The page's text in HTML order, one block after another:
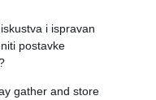
i ispravan
postavke
gather and store